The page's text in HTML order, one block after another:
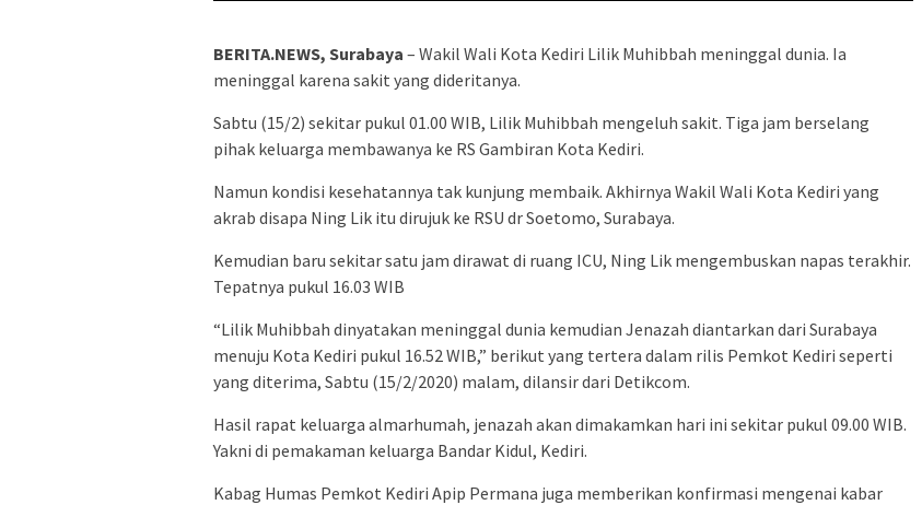
BERITA.NEWS, Surabaya – Wakil Wali Kota Kediri Lilik Muhibbah meninggal dunia. Ia
meninggal karena sakit yang dideritanya.
Sabtu (15/2) sekitar pukul 01.00 WIB, Lilik Muhibbah mengeluh sakit. Tiga jam berselang
pihak keluarga membawanya ke RS Gambiran Kota Kediri.
Namun kondisi kesehatannya tak kunjung membaik. Akhirnya Wakil Wali Kota Kediri yang
akrab disapa Ning Lik itu dirujuk ke RSU dr Soetomo, Surabaya.
Kemudian baru sekitar satu jam dirawat di ruang ICU, Ning Lik mengembuskan napas terakhir.
Tepatnya pukul 16.03 WIB
“Lilik Muhibbah dinyatakan meninggal dunia kemudian Jenazah diantarkan dari Surabaya
menuju Kota Kediri pukul 16.52 WIB,” berikut yang tertera dalam rilis Pemkot Kediri seperti
yang diterima, Sabtu (15/2/2020) malam, dilansir dari Detikcom.
Hasil rapat keluarga almarhumah, jenazah akan dimakamkan hari ini sekitar pukul 09.00 WIB.
Yakni di pemakaman keluarga Bandar Kidul, Kediri.
Kabag Humas Pemkot Kediri Apip Permana juga memberikan konfirmasi mengenai kabar